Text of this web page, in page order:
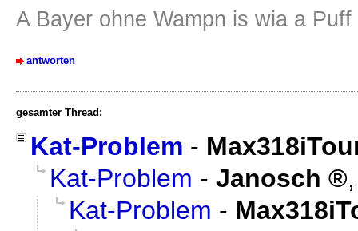
A Bayer ohne Wampn is wia a
antworten
gesamter Thread:
Kat-Problem -
Kat-Problem - Janosch
Kat-Problem -